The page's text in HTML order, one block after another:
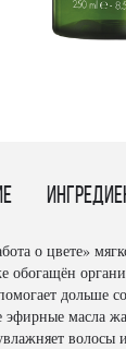
о цвете»
обогащён
дольше
эфирные масла